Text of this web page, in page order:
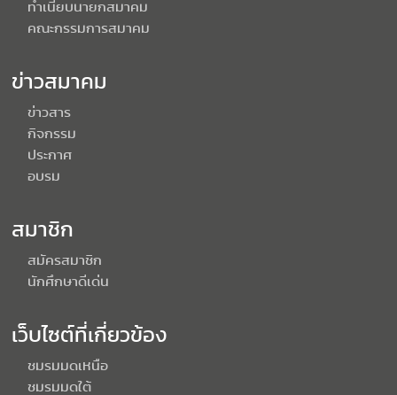
ทำเนียบนายกสมาคม
คณะกรรมการสมาคม
ข่าวสมาคม
ข่าวสาร
กิจกรรม
ประกาศ
อบรม
สมาชิก
สมัครสมาชิก
นักศึกษาดีเด่น
เว็บไซต์ที่เกี่ยวข้อง
ชมรมมดเหนือ
ชมรมมดใต้